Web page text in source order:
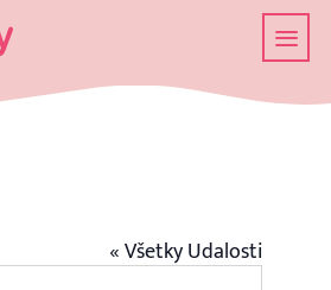
« Všetky Udalosti